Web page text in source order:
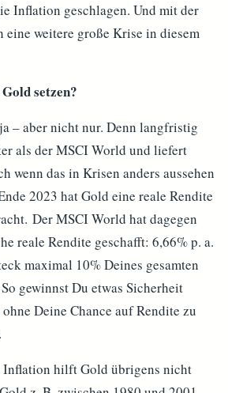
Inflation geschlagen. Und mit der
eine weitere große Krise in diesem
setzen?
– aber nicht nur. Denn langfristig
als der MSCI World und liefert
wenn das in Krisen anders aussehen
2023 hat Gold eine reale Rendite
Der MSCI World hat dagegen
reale Rendite geschafft: 6,66% p. a.
maximal 10% Deines gesamten
gewinnst Du etwas Sicherheit
Deine Chance auf Rendite zu
Inflation hilft Gold übrigens nicht